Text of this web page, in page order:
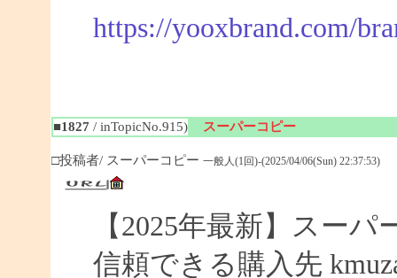
https://yooxbrand.com/
■1827 / inTopicNo.915) スーパーコピー
□投稿者/ スーパーコピー 一般人(1回)-(2025/04/06(Sun) 22:37:53)
【2025年最新】スー
信頼できる購入先